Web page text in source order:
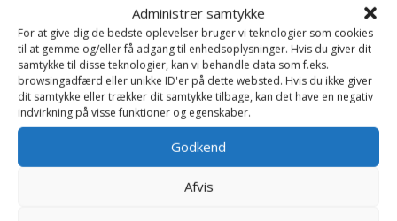
Administrer samtykke
For at give dig de bedste oplevelser bruger vi teknologier som cookies
til at gemme og/eller få adgang til enhedsoplysninger. Hvis du giver dit
samtykke til disse teknologier, kan vi behandle data som f.eks.
browsingadfærd eller unikke ID'er på dette websted. Hvis du ikke giver
dit samtykke eller trækker dit samtykke tilbage, kan det have en negativ
indvirkning på visse funktioner og egenskaber.
Godkend
Afvis
Feromonerne fordeler sig i luften i rummet og
effekten indtræder i løbet af få dage dage. En
duftspreder rækker til 50-70 kvm. rum og effekten
varer ca. 30 dage ved konstant brug.
Anvendelsestid kan tilpasses efter behov.
Der skal tages hensyn til kattens og familiens
samspil for at opnå de bedste resultater. Et godt
resultat vil resultere i, at katten undlader at
tilsmudse inden døre og ikke ødelægger familiens